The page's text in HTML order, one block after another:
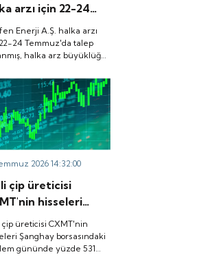
arzı için 22-24
talep
halka arz
gerçekleşmişti.
şirket payları ne
borsada işlem
Enerji A.Ş. halka arzı
24 Temmuz'da talep
halka arz büyüklüğü
Peki, şirket
ne zaman borsada işlem
2026 14:32:00
çip üreticisi
hisseleri
borsasındaki
gününde
531 oranında
çip üreticisi CXMT'nin
Şanghay borsasındaki
gününde yüzde 531